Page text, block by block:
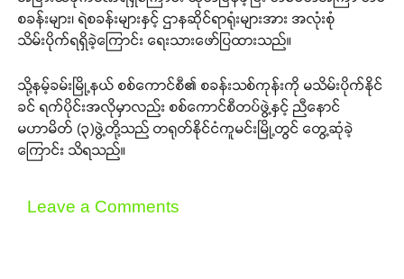
စခန်းများ၊ ရဲစခန်းများနှင့် ဌာနဆိုင်ရာရုံးများအား အလုံးစုံ
သိမ်းပိုက်ရရှိခဲ့ကြောင်း ရေးသားဖော်ပြထားသည်။
သို့နမ့်ခမ်းမြို့နယ် စစ်ကောင်စီ၏ စခန်းသစ်ကုန်းကို မသိမ်းပိုက်နိုင်
ခင် ရက်ပိုင်းအလိုမှာလည်း စစ်ကောင်စီတပ်ဖွဲ့နှင့် ညီနောင်
မဟာမိတ် (၃)ဖွဲ့တို့သည် တရုတ်နိုင်ငံ​ကူမင်းမြို့တွင် တွေ့ဆုံခဲ့
ကြောင်း သိရသည်။
Leave a Comments